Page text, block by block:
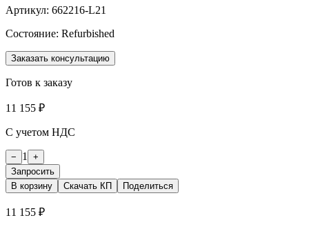
Артикул: 662216-L21
Состояние: Refurbished
Заказать консультацию
Готов к заказу
11 155 ₽
С учетом НДС
− 1
+
Запросить
В корзину
Скачать КП Поделиться
11 155 ₽